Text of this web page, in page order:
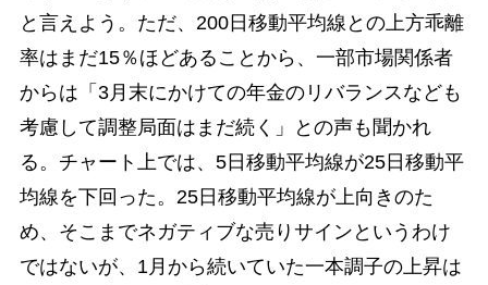
と言えよう。ただ、200日移動平均線との上方乖離
率はまだ15％ほどあることから、一部市場関係者
からは「3月末にかけての年金のリバランスなども
考慮して調整局面はまだ続く」との声も聞かれ
る。チャート上では、5日移動平均線が25日移動平
均線を下回った。25日移動平均線が上向きのた
め、そこまでネガティブな売りサインというわけ
ではないが、1月から続いていた一本調子の上昇は